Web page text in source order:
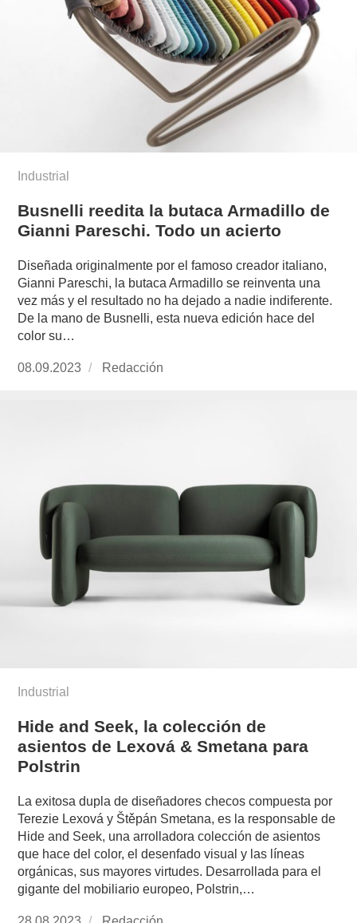
Industrial
Busnelli reedita la butaca Armadillo de
Gianni Pareschi. Todo un acierto
Diseñada originalmente por el famoso creador italiano,
Gianni Pareschi, la butaca Armadillo se reinventa una
vez más y el resultado no ha dejado a nadie indiferente.
De la mano de Busnelli, esta nueva edición hace del
color su…
Publicado
08.09.2023 https://www.experimenta.es/author/redaccion/
Redacción
Industrial
Hide and Seek, la colección de
asientos de Lexová & Smetana para
Polstrin
La exitosa dupla de diseñadores checos compuesta por
Terezie Lexová y Štěpán Smetana, es la responsable de
Hide and Seek, una arrolladora colección de asientos
que hace del color, el desenfado visual y las líneas
orgánicas, sus mayores virtudes. Desarrollada para el
gigante del mobiliario europeo, Polstrin,…